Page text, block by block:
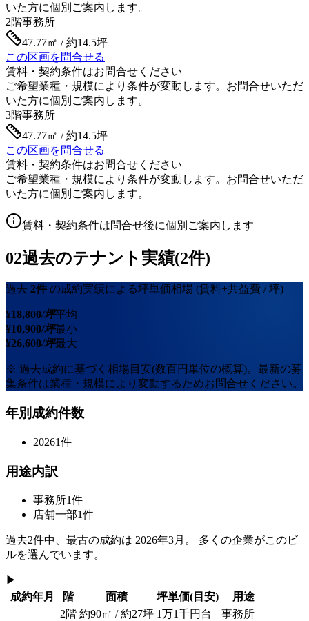
いた方に個別ご案内します。
2階事務所
47.77㎡ / 約14.5坪
この区画を問合せる
賃料・契約条件はお問合せください
ご希望業種・規模により条件が変動します。お問合せいただ
いた方に個別ご案内します。
3階事務所
47.77㎡ / 約14.5坪
この区画を問合せる
賃料・契約条件はお問合せください
ご希望業種・規模により条件が変動します。お問合せいただ
いた方に個別ご案内します。
賃料・契約条件は問合せ後に個別ご案内します
02過去のテナント実績(2件)
過去 2件 の成約実績による坪単価相場 (賃料+共益費 / 坪)
¥18,800/坪平均
¥10,900/坪最小
¥26,600/坪最大
※ 過去成約に基づく相場目安(数百円単位の概算)。最新の募
集条件は業種・規模により変動するためお問合せください。
年別成約件数
20261件
用途内訳
事務所1件
店舗一部1件
過去2件中、最古の成約は 2026年3月 。 多くの企業がこのビ
ルを選んでいます。
▶
成約年月
階 面積 坪単価(目安)
用途
—
2階 約90㎡ / 約27坪 1万1千円台
事務所